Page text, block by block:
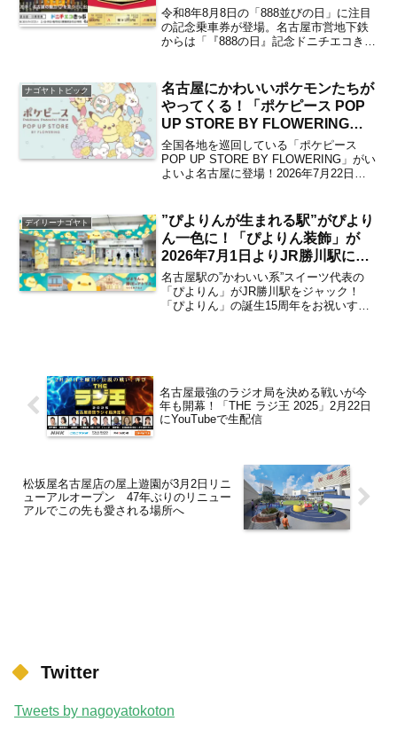
わせた記念乗車券＆グッズを発売
発売時期＆購入方法は？【名古屋
発】
令和8年8月8日の「888並びの日」に注目
の記念乗車券が登場。名古屋市営地下鉄
からは「『888の日』記念ドニチエコきっ
発売されます。さらに名鉄からは「８・
８・８」記念グ...
ナゴヤトトピック
名古屋にかわいいポケモンたちが
やってくる！「ポケピース POP
UP STORE BY FLOWERING」
が2026年7月22日～28日までタカ
シマヤゲートタワーモールに登場
【名古屋駅】
全国各地を巡回している「ポケピース
POP UP STORE BY FLOWERING」がい
よいよ名古屋に登場！2026年7月22日
スペースにて開催されます。名古...
デイリーナゴヤト
”ぴよりんが生まれる駅”がぴより
ん一色に！「ぴよりん装飾」が
2026年7月1日よりJR勝川駅にて
1年間限定で登場【勝川駅】
名古屋駅の”かわいい系”スイーツ代表の
「ぴよりん」がJR勝川駅をジャック！
「ぴよりん」の誕生15周年をお祝いする
名古屋最強のラジオ局を決める戦いが今
年も開幕！「THE ラジ王 2025」2月22日
にYouTubeで生配信
松坂屋名古屋店の屋上遊園が3月2日リニ
ューアルオープン 47年ぶりのリニュー
アルでこの先も愛される場所へ
Twitter
Tweets by nagoyatokoton